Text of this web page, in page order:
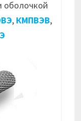
оболочкой
, КМПВЭВ,